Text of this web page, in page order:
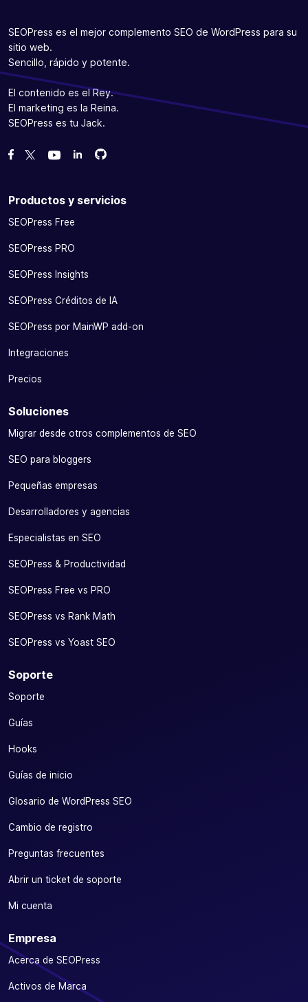
SEOPress es el mejor complemento SEO de WordPress para su
sitio web.
Sencillo, rápido y potente.
El contenido es el Rey.
El marketing es la Reina.
SEOPress es tu Jack.
Danos like en Facebook
Síguenos en Twitter
Míranos en YouTube
Bifurcanos en GitHub
Bifurcanos en GitHub
Productos y servicios
SEOPress Free
SEOPress PRO
SEOPress Insights
SEOPress Créditos de IA
SEOPress por MainWP add-on
Integraciones
Precios
Soluciones
Migrar desde otros complementos de SEO
SEO para bloggers
Pequeñas empresas
Desarrolladores y agencias
Especialistas en SEO
SEOPress & Productividad
SEOPress Free vs PRO
SEOPress vs Rank Math
SEOPress vs Yoast SEO
Soporte
Soporte
Guías
Hooks
Guías de inicio
Glosario de WordPress SEO
Cambio de registro
Preguntas frecuentes
Abrir un ticket de soporte
Mi cuenta
Empresa
Acerca de SEOPress
Activos de Marca